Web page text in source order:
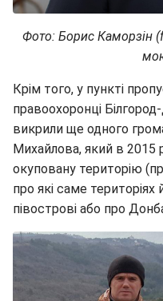
Фото: Борис Каморзін
Крім того, у пункті
правоохоронці
викрили ще одного
Михайлова, який в 2015
окуповану територію
про які саме
півострові або про